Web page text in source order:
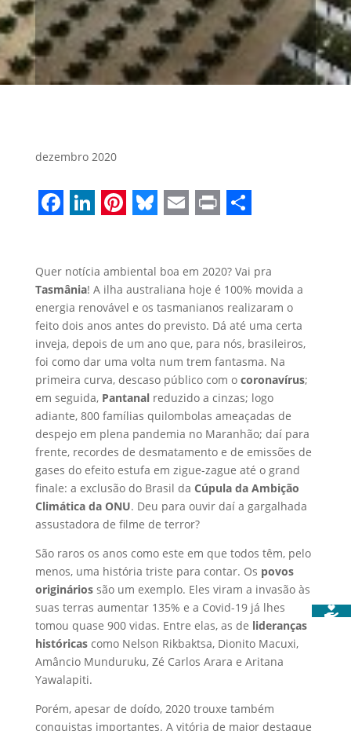
dezembro 2020
Quer notícia ambiental boa em 2020? Vai pra
Tasmânia! A ilha australiana hoje é 100% movida a
energia renovável e os tasmanianos realizaram o
feito dois anos antes do previsto. Dá até uma certa
inveja, depois de um ano que, para nós, brasileiros,
foi como dar uma volta num trem fantasma. Na
primeira curva, descaso público com o coronavírus;
em seguida, Pantanal reduzido a cinzas; logo
adiante, 800 famílias quilombolas ameaçadas de
despejo em plena pandemia no Maranhão; daí para
frente, recordes de desmatamento e de emissões de
gases do efeito estufa em zigue-zague até o grand
finale: a exclusão do Brasil da Cúpula da Ambição
Climática da ONU. Deu para ouvir daí a gargalhada
assustadora de filme de terror?
São raros os anos como este em que todos têm, pelo
menos, uma história triste para contar. Os povos
origináriossão um exemplo. Eles viram a invasão às
suas terras aumentar 135% e a Covid-19 já lhes
tomou quase 900 vidas. Entre elas, as de lideranças
históricas como Nelson Rikbaktsa, Dionito Macuxi,
Amâncio Munduruku, Zé Carlos Arara e Aritana
Yawalapiti.
Porém, apesar de doído, 2020 trouxe também
conquistas importantes. A vitória de maior destaque